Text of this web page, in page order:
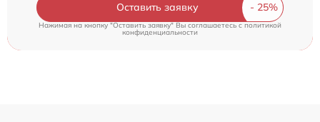
Оставить заявку
Нажимая на кнопку "Оставить заявку" Вы соглашаетесь c политикой
конфиденциальности